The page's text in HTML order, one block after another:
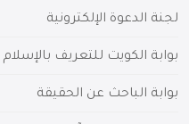
لجنة الدعوة الإلكترونية
بوابة الكويت للتعريف بالإسلام
بوابة الباحث عن الحقيقة